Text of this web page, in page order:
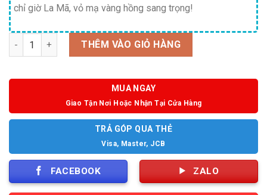
chỉ giờ La Mã, vỏ mạ vàng hồng sang trọng!
Số lượng THÊM VÀO GIỎ HÀNG
MUA NGAY
Giao Tận Nơi Hoặc Nhận Tại Cửa Hàng
TRẢ GÓP QUA THẺ
Visa, Master, JCB
FACEBOOK ZALO